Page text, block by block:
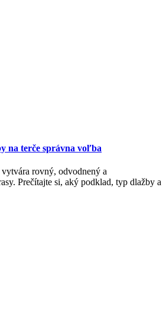
na terče správna voľba
rovný, odvodnený a
Prečítajte si, aký podklad, typ dlažby a